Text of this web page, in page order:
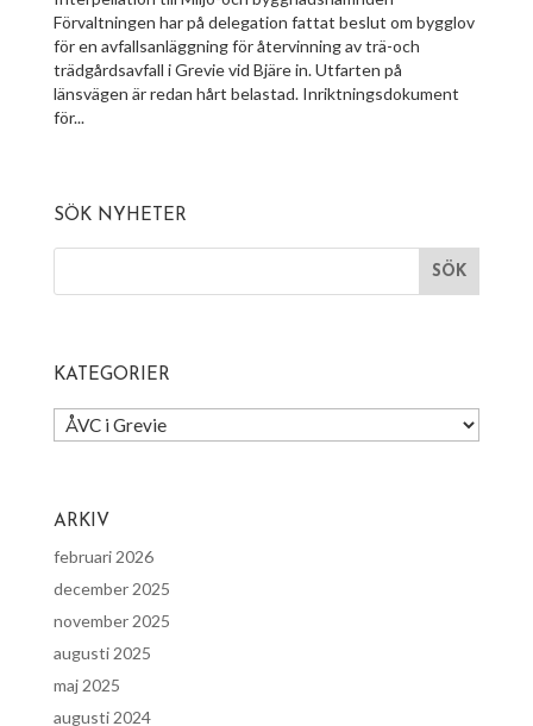
Förvaltningen har på delegation fattat beslut om bygglov
för en avfallsanläggning för återvinning av trä-och
trädgårdsavfall i Grevie vid Bjäre in. Utfarten på
länsvägen är redan hårt belastad. Inriktningsdokument
för...
SÖK NYHETER
KATEGORIER
Kategorier
ARKIV
februari 2026
december 2025
november 2025
augusti 2025
maj 2025
augusti 2024